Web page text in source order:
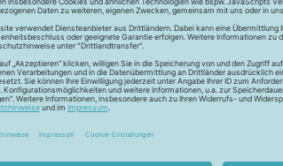
lässt sich hervorragend von Hand
äußerst reißfest, was beim Handquilten